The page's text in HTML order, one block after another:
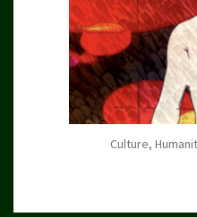
Culture,